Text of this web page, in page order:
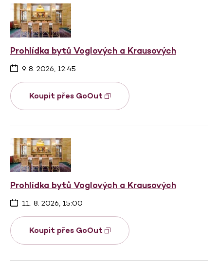
Prohlídka bytů Voglových a Krausových
9. 8. 2026, 12:45
Koupit přes GoOut
Prohlídka bytů Voglových a Krausových
11. 8. 2026, 15:00
Koupit přes GoOut